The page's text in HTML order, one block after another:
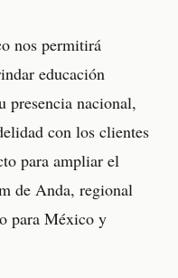
nos permitirá
educación
presencia nacional,
con los clientes
para ampliar el
de Anda, regional
para México y